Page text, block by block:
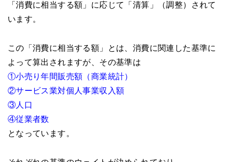
「消費に相当する額」に応じて「清算」（調整）されて
います。
この「消費に相当する額」とは、消費に関連した基準に
よって算出されますが、その基準は
①小売り年間販売額（商業統計）
②サービス業対個人事業収入額
③人口
④従業者数
となっています。